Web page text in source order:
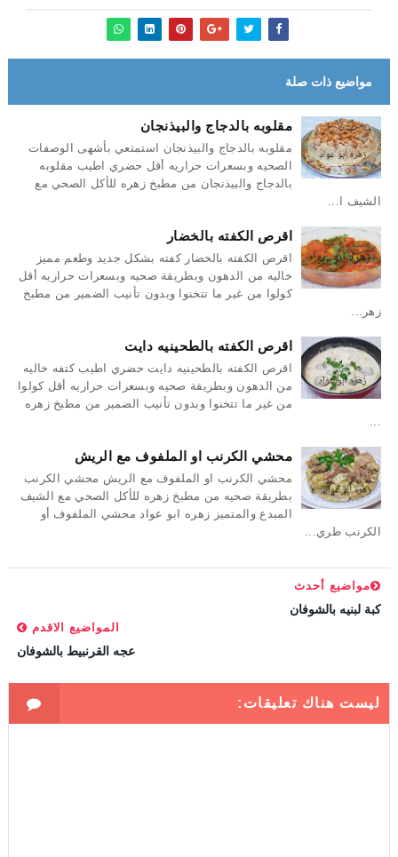
مواضيع ذات صلة
مقلوبه بالدجاج والبيذنجان
مقلوبه بالدجاج والبيذنجان استمتعي بأشهى الوصفات
الصحيه وبسعرات حراريه أقل حضري اطيب مقلوبه
بالدجاج والبيذنجان من مطبخ زهره للأكل الصحي مع
الشيف ا...
اقرص الكفته بالخضار
اقرص الكفته بالخضار كفته بشكل جديد وطعم مميز
خاليه من الدهون وبطريقة صحيه وبسعرات حراريه أقل
كولوا من غير ما تتخنوا وبدون تأنيب الضمير من مطبخ
زهر...
اقرص الكفته بالطحينيه دايت
اقرص الكفته بالطحينيه دايت حضري اطيب كتفه خاليه
من الدهون وبطريقة صحيه وبسعرات حراريه أقل كولوا
من غير ما تتخنوا وبدون تأنيب الضمير من مطبخ زهره
...
محشي الكرنب او الملفوف مع الريش
محشي الكرنب او الملفوف مع الريش محشي الكرنب
بطريقة صحيه من مطبخ زهره للأكل الصحي مع الشيف
المبدع والمتميز زهره ابو عواد محشي الملفوف أو
الكرنب طري...
مواضيع أحدث
كبة لبنيه بالشوفان
المواضيع الاقدم
عجه القرنبيط بالشوفان
ليست هناك تعليقات: